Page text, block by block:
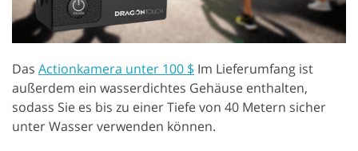
Das Actionkamera unter 100 $ Im Lieferumfang ist
außerdem ein wasserdichtes Gehäuse enthalten,
sodass Sie es bis zu einer Tiefe von 40 Metern sicher
unter Wasser verwenden können.